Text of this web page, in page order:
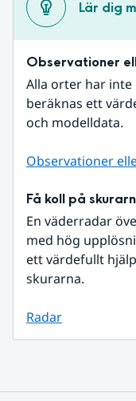
Lär dig
Observationer
Alla orter har
beräknas ett
och modelldata.
Observationer
Få koll på
En väderradar
med hög
ett värdefullt
skurarna.
Radar